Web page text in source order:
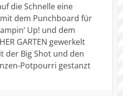
die Schnelle eine
dem Punchboard für
Up! und dem
GARTEN gewerkelt
der Big Shot und den
Potpourri gestanzt